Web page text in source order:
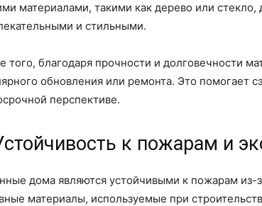
материалами, такими как дерево или
и стильными.
того, благодаря прочности и долговечности
обновления или ремонта. Это помогает
перспективе.
к пожарам и
дома являются устойчивыми к пожарам из-
материалы, используемые при